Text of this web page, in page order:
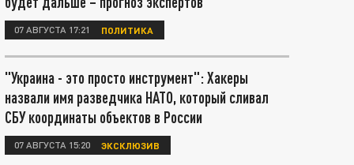
07 АВГУСТА 17:21 ПОЛИТИКА
"Украина - это просто инструмент": Хакеры
назвали имя разведчика НАТО, который сливал
СБУ координаты объектов в России
07 АВГУСТА 15:20 ЭКСКЛЮЗИВ